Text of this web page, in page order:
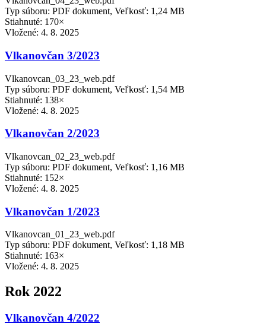
Typ súboru: PDF dokument, Veľkosť: 1,24 MB
Stiahnuté: 170×
Vložené: 4. 8. 2025
Vlkanovčan 3/2023
Vlkanovcan_03_23_web.pdf
Typ súboru: PDF dokument, Veľkosť: 1,54 MB
Stiahnuté: 138×
Vložené: 4. 8. 2025
Vlkanovčan 2/2023
Vlkanovcan_02_23_web.pdf
Typ súboru: PDF dokument, Veľkosť: 1,16 MB
Stiahnuté: 152×
Vložené: 4. 8. 2025
Vlkanovčan 1/2023
Vlkanovcan_01_23_web.pdf
Typ súboru: PDF dokument, Veľkosť: 1,18 MB
Stiahnuté: 163×
Vložené: 4. 8. 2025
Rok 2022
Vlkanovčan 4/2022